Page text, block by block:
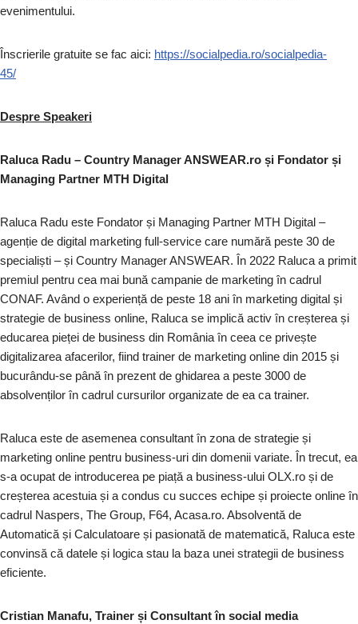
evenimentului.
Înscrierile gratuite se fac aici: https://socialpedia.ro/socialpedia-
45/
Despre Speakeri
Raluca Radu – Country Manager ANSWEAR.ro și Fondator și
Managing Partner MTH Digital
Raluca Radu este Fondator și Managing Partner MTH Digital –
agenție de digital marketing full-service care numără peste 30 de
specialiști – și Country Manager ANSWEAR. În 2022 Raluca a primit
premiul pentru cea mai bună campanie de marketing în cadrul
CONAF. Având o experiență de peste 18 ani în marketing digital și
strategie de business online, Raluca se implică activ în creșterea și
educarea pieței de business din România în ceea ce privește
digitalizarea afacerilor, fiind trainer de marketing online din 2015 și
bucurându-se până în prezent de ghidarea a peste 3000 de
absolvenților în cadrul cursurilor organizate de ea ca trainer.
Raluca este de asemenea consultant în zona de strategie și
marketing online pentru business-uri din domenii variate. În trecut, ea
s-a ocupat de introducerea pe piață a business-ului OLX.ro și de
creșterea acestuia și a condus cu succes echipe și proiecte online în
cadrul Naspers, The Group, F64, Acasa.ro. Absolventă de
Automatică și Calculatoare și pasionată de matematică, Raluca este
convinsă că datele și logica stau la baza unei strategii de business
eficiente.
Cristian Manafu, Trainer și Consultant în social media